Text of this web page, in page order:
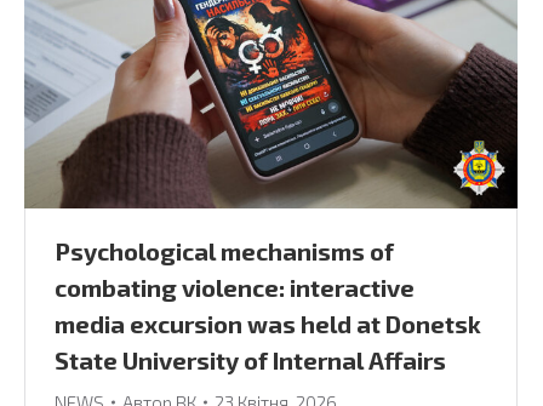
Psychological mechanisms of
combating violence: interactive
media excursion was held at Donetsk
State University of Internal Affairs